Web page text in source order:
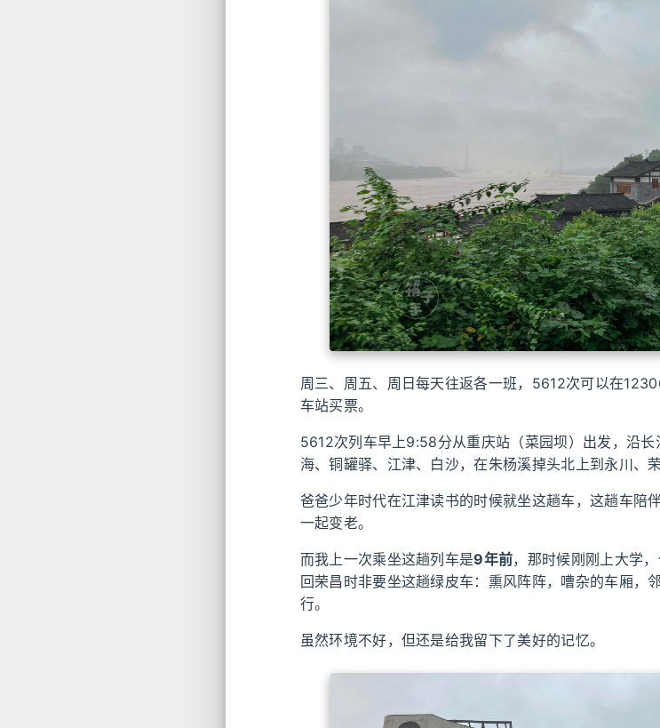
周三、周五、周日每天往返各一班，5612次可以在
车站买票。
5612次列车早上9:58分从重庆站（菜园坝）出发，沿
海、铜罐驿、江津、白沙，在朱杨溪掉头北上到永川、荣
爸爸少年时代在江津读书的时候就坐这趟车，这趟车陪
一起变老。
而我上一次乘坐这趟列车是9年前，那时候刚刚上大学
回荣昌时非要坐这趟绿皮车：熏风阵阵，嘈杂的车厢，
行。
虽然环境不好，但还是给我留下了美好的记忆。